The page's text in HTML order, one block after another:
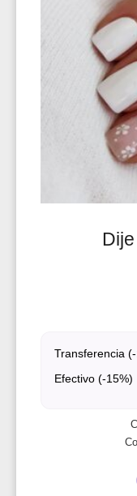
Transferencia
Efectivo (-15%)